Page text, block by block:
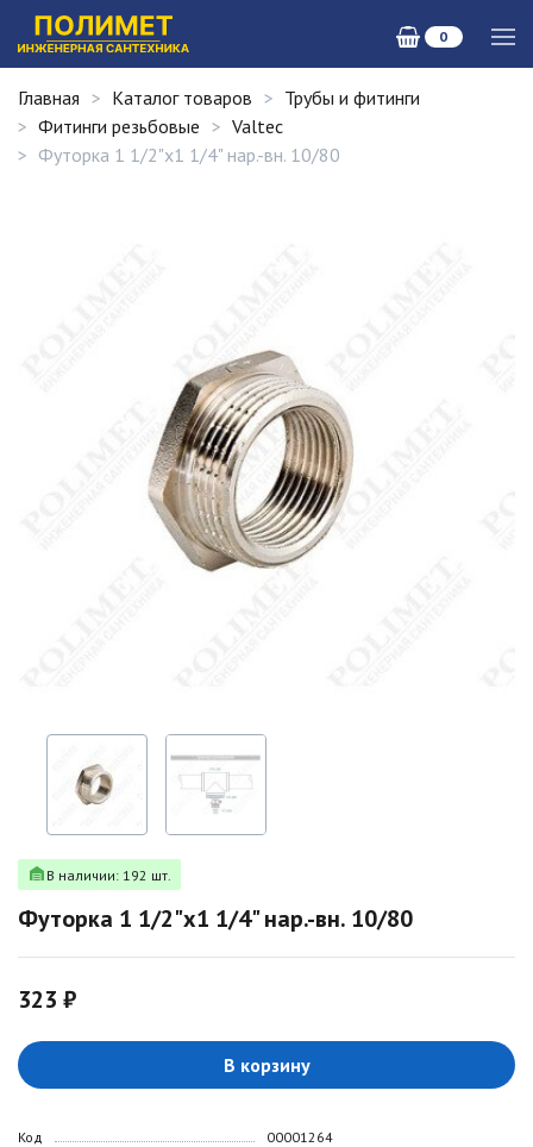
0
Главная Каталог товаров
Трубы и фитинги
Фитинги резьбовые
Valtec
Футорка 1 1/2"х1 1/4" нар.-вн. 10/80
В наличии: 192 шт.
Футорка 1 1/2"х1 1/4" нар.-вн. 10/80
323 ₽
В корзину
Код 00001264